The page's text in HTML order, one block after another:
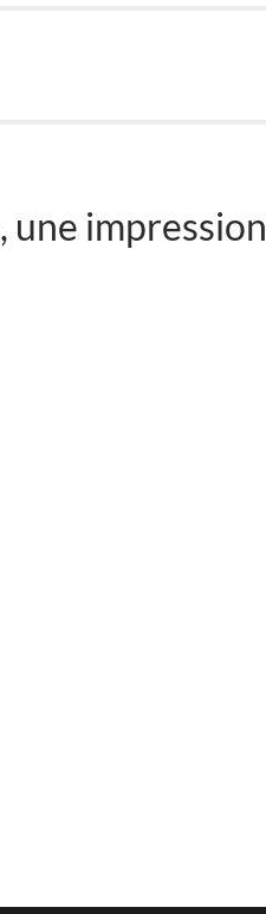
une impression